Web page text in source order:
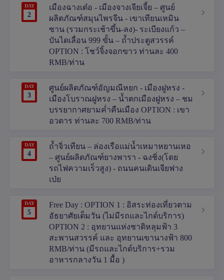
DAY
2
เมืองฉางเต๋อ - เมืองจางเจียเจี้ย – ศูนย์
ผลิตภัณฑ์สมุนไพรจีน - เขาเทียนเหมิน
ซาน (รวมกระเช้าขึ้น-ลง)- ระเบียงแก้ว –
บันไดเลื่อน 999 ขั้น – ถ้ำประตูสวรรค์
OPTION : โชว์จิ้งจอกขาว ท่านละ 400
RMB/ท่าน
DAY
3
ศูนย์ผลิตภัณฑ์อัญมณีหยก - เมืองฝูหรง -
เมืองโบราณฝูหรง – น้ำตกเมืองฝูหรง – ชม
บรรยากาศยามค่ำคืนเมือง OPTION : เขา
อวตาร ท่านละ 700 RMB/ท่าน
DAY
4
ถ้ำจิ่วเทียน – ล่องเรือแม่น้ำเหมาหยานเหอ
– ศูนย์ผลิตภัณฑ์ยางพารา - ฉงชิ่ง(โดย
รถไฟความเร็วสูง) - ถนนคนเดินเจียฟาง
เป่ย
DAY
5
Free Day : OPTION 1 : อิสระท่องเที่ยวตาม
อัธยาศัยเต็มวัน (ไม่มีรถและไกด์บริการ)
OPTION 2 : อุทยานแห่งชาติหลุมฟ้า 3
สะพานสวรรค์ และ อุทยานเขานางฟ้า 800
RMB/ท่าน (มีรถและไกด์บริการ+รวม
อาหารกลางวัน 1 มื้อ )